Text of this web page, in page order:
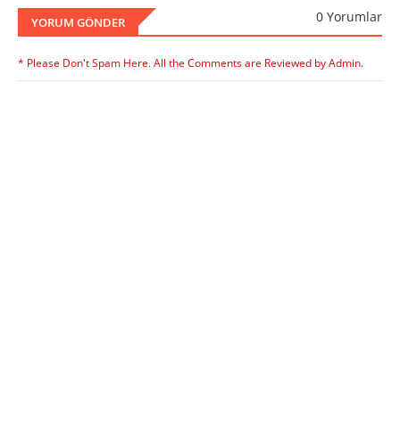
YORUM GÖNDER 0 Yorumlar
* Please Don't Spam Here. All the Comments are Reviewed by Admin.